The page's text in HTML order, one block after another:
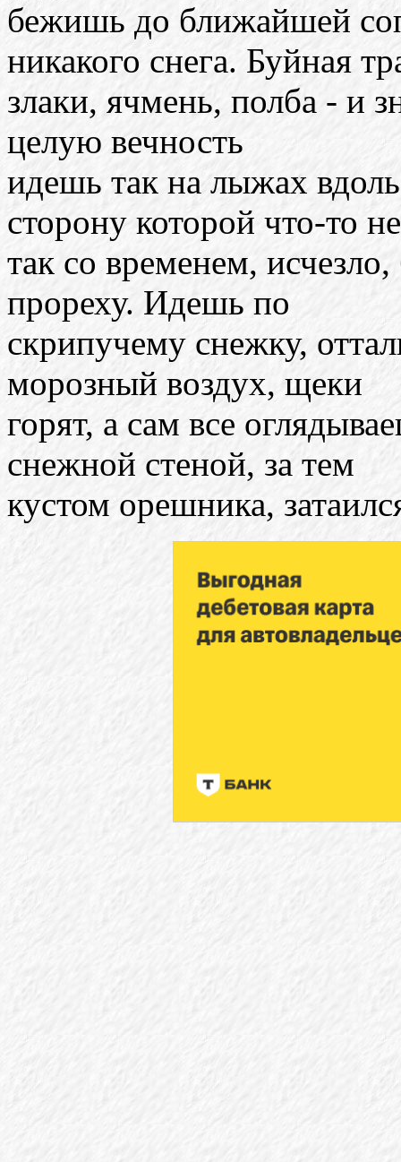
бежишь до ближайшей
никакого снега. Буйная
злаки, ячмень, полба - и
целую вечность
идешь так на лыжах
сторону которой что-то не
так со временем,
прореху. Идешь по
скрипучему снежку,
морозный воздух, щеки
горят, а сам все
снежной стеной, за тем
кустом орешника,